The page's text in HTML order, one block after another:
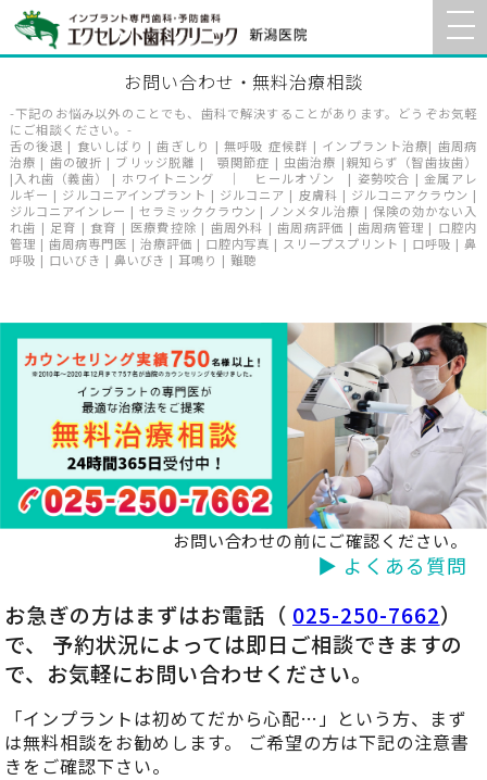
お問い合わせ・無料治療相談
-下記のお悩み以外のことでも、歯科で解決することがあります。どうぞお気軽
にご相談ください。-
舌の後退 | 食いしばり | 歯ぎしり | 無呼吸 症候群 | インプラント治療| 歯周病
治療 | 歯の破折 | ブリッジ脱離 | 顎関節症 | 虫歯治療 |親知らず（智歯抜歯）
|入れ歯（義歯） | ホワイトニング ｜ ヒールオゾン | 姿勢咬合 | 金属アレ
ルギー | ジルコニアインプラント | ジルコニア | 皮膚科 | ジルコニアクラウン |
ジルコニアインレー | セラミッククラウン | ノンメタル治療 | 保険の効かない入
れ歯 | 足育 | 食育 | 医療費控除 | 歯周外科 | 歯周病評価 | 歯周病管理 | 口腔内
管理 | 歯周病専門医 | 治療評価 | 口腔内写真 | スリープスプリント | 口呼吸 | 鼻
呼吸 | 口いびき | 鼻いびき | 耳鳴り | 難聴
お問い合わせの前にご確認ください。
▶ よくある質問
お急ぎの方はまずはお電話（ 025-250-7662）
で、 予約状況によっては即日ご相談できますの
で、お気軽にお問い合わせください。
「インプラントは初めてだから心配…」という方、まず
は無料相談をお勧めします。 ご希望の方は下記の注意書
きをご確認下さい。